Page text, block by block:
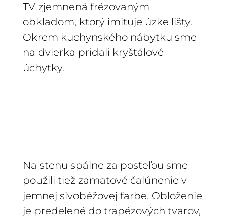
TV zjemnená frézovaným
obkladom, ktorý imituje úzke lišty.
Okrem kuchynského nábytku sme
na dvierka pridali kryštálové
úchytky.
Na stenu spálne za posteľou sme
použili tiež zamatové čalúnenie v
jemnej sivobéžovej farbe. Obloženie
je predelené do trapézových tvarov,